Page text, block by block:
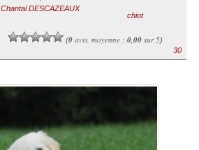
Chantal DESCAZEAUX
chiot
(0avis, moyenne : 0,00sur 5)
30